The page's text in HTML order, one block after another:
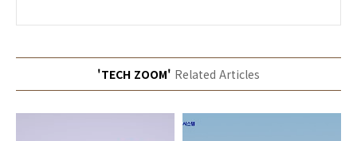
'TECH ZOOM' Related Articles